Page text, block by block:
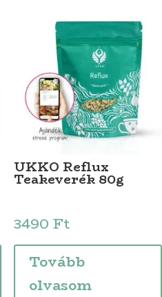
változatok
termékoldalon
választhatók
UKKO Reflux
Teakeverék 80g
3490 Ft
Tovább
olvasom